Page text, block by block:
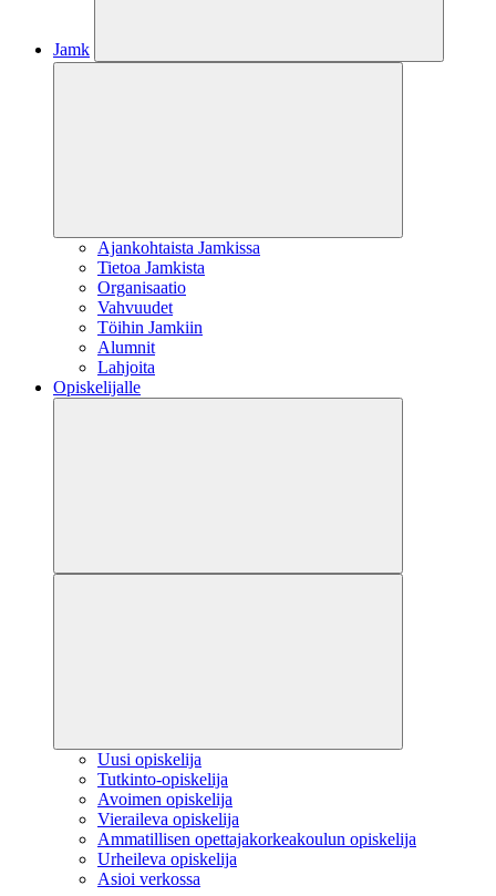
Jamk
Ajankohtaista Jamkissa
Tietoa Jamkista
Organisaatio
Vahvuudet
Töihin Jamkiin
Alumnit
Lahjoita
Opiskelijalle
Uusi opiskelija
Tutkinto-opiskelija
Avoimen opiskelija
Vieraileva opiskelija
Ammatillisen opettajakorkeakoulun opiskelija
Urheileva opiskelija
Asioi verkossa